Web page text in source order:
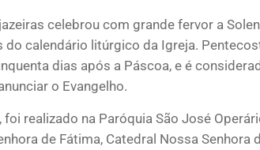
celebrou com grande fervor a
calendário litúrgico da Igreja.
dias após a Páscoa, e é
o Evangelho.
realizado na Paróquia São José
de Fátima, Catedral Nossa Senhora